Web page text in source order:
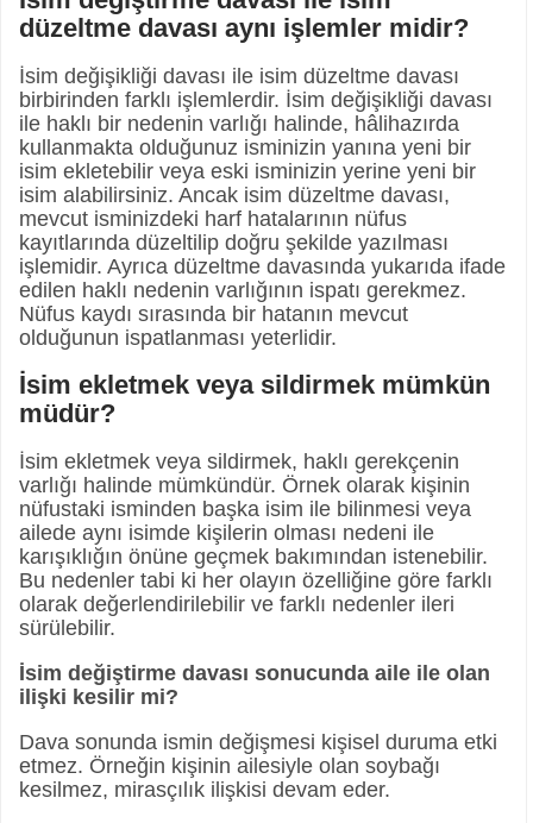
düzeltme davası aynı işlemler midir?
İsim değişikliği davası ile isim düzeltme davası
birbirinden farklı işlemlerdir. İsim değişikliği davası
ile haklı bir nedenin varlığı halinde, hâlihazırda
kullanmakta olduğunuz isminizin yanına yeni bir
isim ekletebilir veya eski isminizin yerine yeni bir
isim alabilirsiniz. Ancak isim düzeltme davası,
mevcut isminizdeki harf hatalarının nüfus
kayıtlarında düzeltilip doğru şekilde yazılması
işlemidir. Ayrıca düzeltme davasında yukarıda ifade
edilen haklı nedenin varlığının ispatı gerekmez.
Nüfus kaydı sırasında bir hatanın mevcut
olduğunun ispatlanması yeterlidir.
İsim ekletmek veya sildirmek mümkün
müdür?
İsim ekletmek veya sildirmek, haklı gerekçenin
varlığı halinde mümkündür. Örnek olarak kişinin
nüfustaki isminden başka isim ile bilinmesi veya
ailede aynı isimde kişilerin olması nedeni ile
karışıklığın önüne geçmek bakımından istenebilir.
Bu nedenler tabi ki her olayın özelliğine göre farklı
olarak değerlendirilebilir ve farklı nedenler ileri
sürülebilir.
İsim değiştirme davası sonucunda aile ile olan
ilişki kesilir mi?
Dava sonunda ismin değişmesi kişisel duruma etki
etmez. Örneğin kişinin ailesiyle olan soybağı
kesilmez, mirasçılık ilişkisi devam eder.